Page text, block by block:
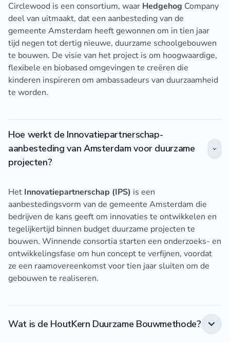
Circlewood is een consortium, waar Hedgehog Company
deel van uitmaakt, dat een aanbesteding van de
gemeente Amsterdam heeft gewonnen om in tien jaar
tijd negen tot dertig nieuwe, duurzame schoolgebouwen
te bouwen. De visie van het project is om hoogwaardige,
flexibele en biobased omgevingen te creëren die
kinderen inspireren om ambassadeurs van duurzaamheid
te worden.
Hoe werkt de Innovatiepartnerschap-
aanbesteding van Amsterdam voor duurzame
projecten?
Het Innovatiepartnerschap (IPS) is een
aanbestedingsvorm van de gemeente Amsterdam die
bedrijven de kans geeft om innovaties te ontwikkelen en
tegelijkertijd binnen budget duurzame projecten te
bouwen. Winnende consortia starten een onderzoeks- en
ontwikkelingsfase om hun concept te verfijnen, voordat
ze een raamovereenkomst voor tien jaar sluiten om de
gebouwen te realiseren.
Wat is de HoutKern Duurzame Bouwmethode?